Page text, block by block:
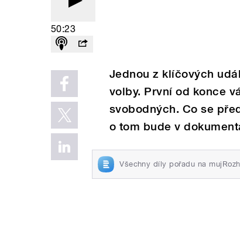
50:23
Jednou z klíčových
volby. První od konce
svobodných. Co se
o tom bude v
Všechny díly pořadu na